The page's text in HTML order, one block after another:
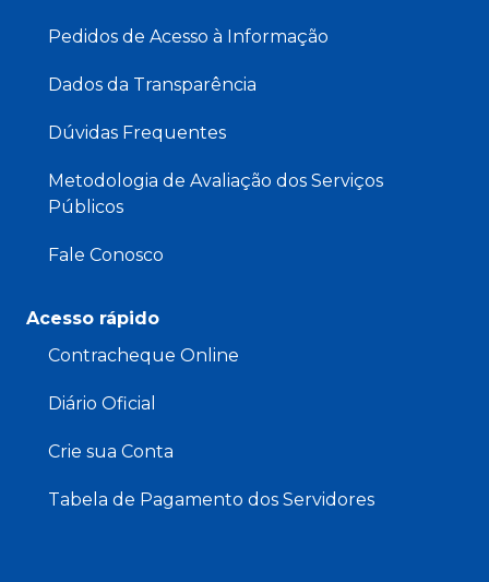
Pedidos de Acesso à Informação
Dados da Transparência
Dúvidas Frequentes
Metodologia de Avaliação dos Serviços
Públicos
Fale Conosco
Acesso rápido
Contracheque Online
Diário Oficial
Crie sua Conta
Tabela de Pagamento dos Servidores